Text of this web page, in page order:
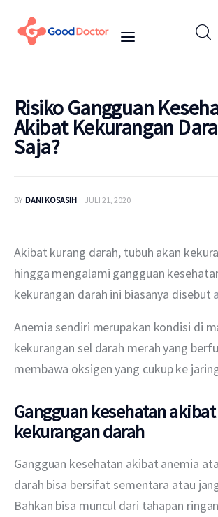
Berita
Layanan
Risiko Gangguan
Akibat Kekurangan
Saja?
BY DANI KOSASIH JULI 21, 2020
Akibat kurang darah, tubuh akan
hingga mengalami gangguan
kekurangan darah ini biasanya disebut
Anemia sendiri merupakan kondisi di
kekurangan sel darah merah yang
membawa oksigen yang cukup ke
Gangguan kesehatan akibat
kekurangan darah
Gangguan kesehatan akibat anemia
darah bisa bersifat sementara atau
Bahkan bisa muncul dari tahapan